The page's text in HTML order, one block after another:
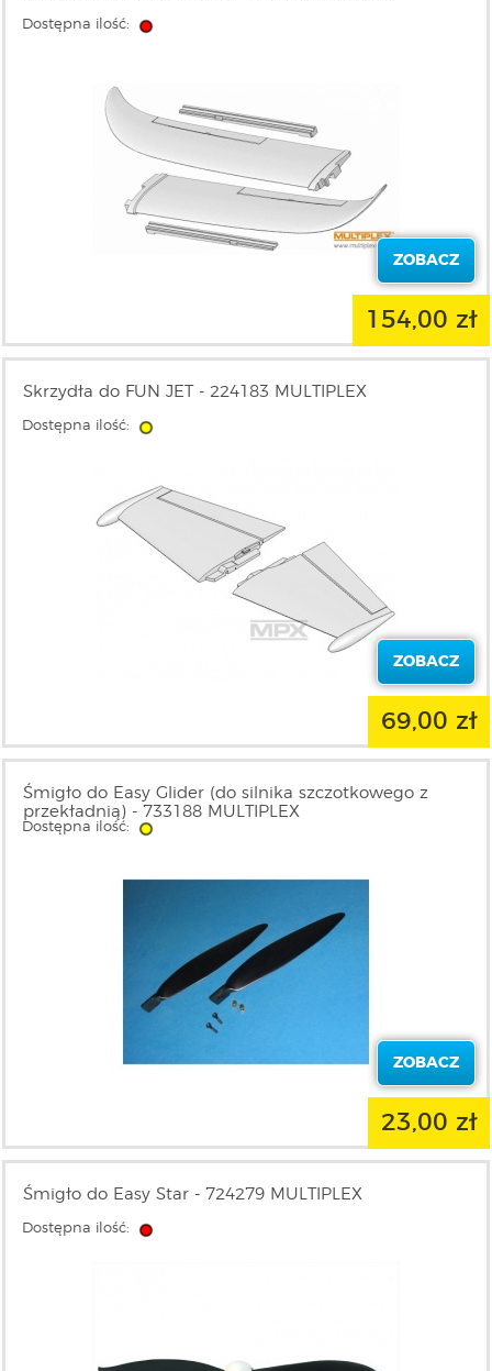
Dostępna ilość:
ZOBACZ
154,00 zł
Skrzydła do FUN JET - 224183 MULTIPLEX
Dostępna ilość:
ZOBACZ
69,00 zł
Śmigło do Easy Glider (do silnika szczotkowego z
przekładnią) - 733188 MULTIPLEX
Dostępna ilość:
ZOBACZ
23,00 zł
Śmigło do Easy Star - 724279 MULTIPLEX
Dostępna ilość: